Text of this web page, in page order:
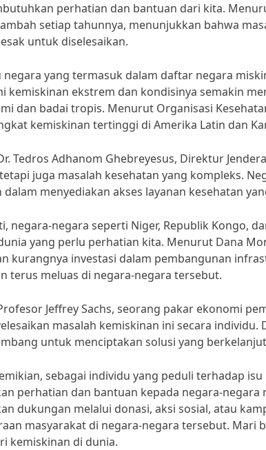
perhatian dan bantuan dari kita.
setiap tahunnya, menunjukkan bahwa
untuk diselesaikan.
negara yang termasuk dalam daftar negara
kemiskinan ekstrem dan kondisinya semakin
dan badai tropis. Menurut Organisasi
kemiskinan tertinggi di Amerika Latin dan
Tedros Adhanom Ghebreyesus, Direktur
juga masalah kesehatan yang kompleks.
menyediakan akses layanan kesehatan
negara-negara seperti Niger, Republik Kongo,
yang perlu perhatian kita. Menurut Dana
kurangnya investasi dalam pembangunan
terus meluas di negara-negara tersebut.
Jeffrey Sachs, seorang pakar ekonomi
masalah kemiskinan ini secara
untuk menciptakan solusi yang
sebagai individu yang peduli terhadap
perhatian dan bantuan kepada negara-
dukungan melalui donasi, aksi sosial, atau
masyarakat di negara-negara tersebut. Mari
kemiskinan di dunia.